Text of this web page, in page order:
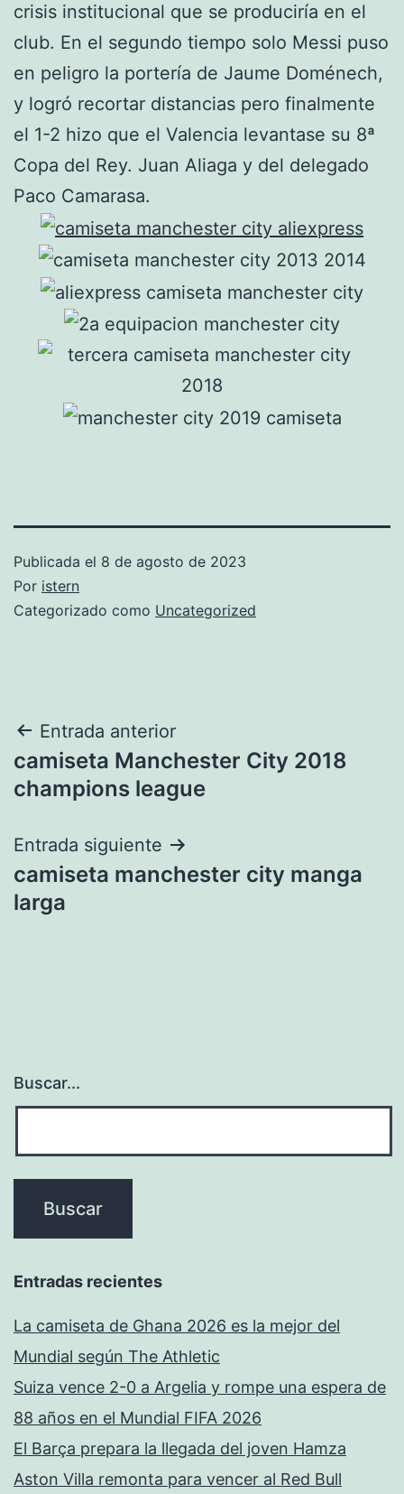
crisis institucional que se produciría en el
club. En el segundo tiempo solo Messi puso
en peligro la portería de Jaume Doménech,
y logró recortar distancias pero finalmente
el 1-2 hizo que el Valencia levantase su 8ª
Copa del Rey. Juan Aliaga y del delegado
Paco Camarasa.
Publicada el 8 de agosto de 2023
Por istern
Categorizado como Uncategorized
Navegación
de
Entrada anterior
camiseta Manchester City 2018
champions league
Entrada siguiente
camiseta manchester city manga
larga
Buscar...
Entradas recientes
La camiseta de Ghana 2026 es la mejor del
Mundial según The Athletic
Suiza vence 2-0 a Argelia y rompe una espera de
88 años en el Mundial FIFA 2026
El Barça prepara la llegada del joven Hamza
Aston Villa remonta para vencer al Red Bull